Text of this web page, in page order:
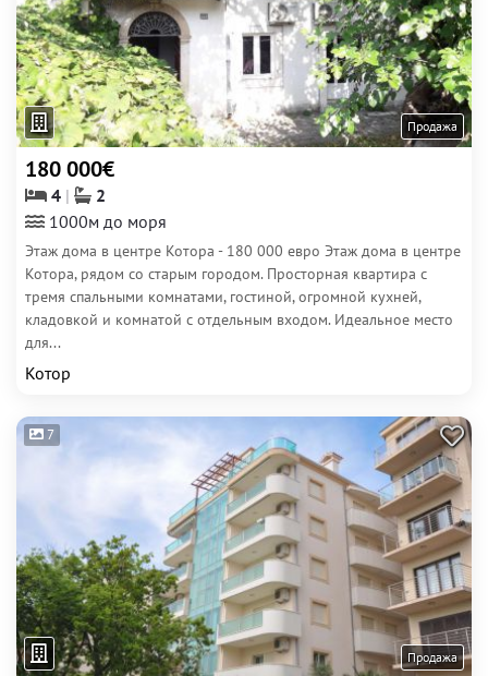
Продажа
180 000€
4
2
1000м до моря
Этаж дома в центре Котора - 180 000 евро Этаж дома в центре
Котора, рядом со старым городом. Просторная квартира с
тремя спальными комнатами, гостиной, огромной кухней,
кладовкой и комнатой с отдельным входом. Идеальное место
для...
Котор
7
Продажа